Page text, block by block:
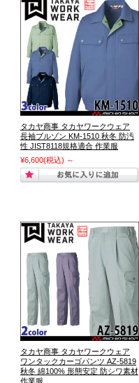
タカヤ商事 タカヤワークウェア
長袖ブルゾン KM-1510 秋冬 防汚
性 JIST8118規格適合 作業服
¥6,600(税込) ～
タカヤ商事 タカヤワークウェア
ワンタックカーゴパンツ AZ-5819
秋冬 綿100% 形態安定 防シワ素材
作業服